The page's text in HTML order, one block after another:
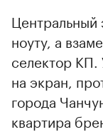
ноуту, а
селектор КП.
на экран,
города
квартира